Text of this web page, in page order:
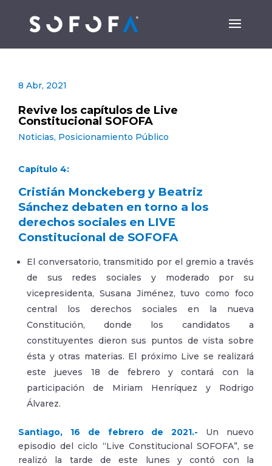
8 Abr, 2021
Revive los capítulos de Live
Constitucional SOFOFA
Noticias, Posicionamiento Público
Capítulo 4:
Cristián Monckeberg y Beatriz
Sánchez debaten en torno a los
derechos sociales en LIVE
Constitucional de SOFOFA
El conversatorio, transmitido por el gremio a través
de sus redes sociales y moderado por su
vicepresidenta, Susana Jiménez, tuvo como foco
central los derechos sociales en la nueva
Constitución, donde los candidatos a
constituyentes dieron sus puntos de vista sobre
ésta y otras materias. El próximo Live se realizará
este jueves 18 de febrero y contará con la
participación de Miriam Henríquez y Rodrigo
Álvarez.
Santiago, 16 de febrero de 2021.- Un nuevo
episodio del ciclo “Live Constitucional SOFOFA”, se
realizó la tarde de este lunes y contó con la